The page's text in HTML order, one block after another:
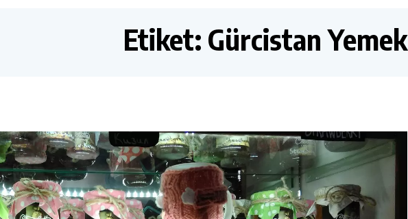
Etiket: Gürcistan Yemek